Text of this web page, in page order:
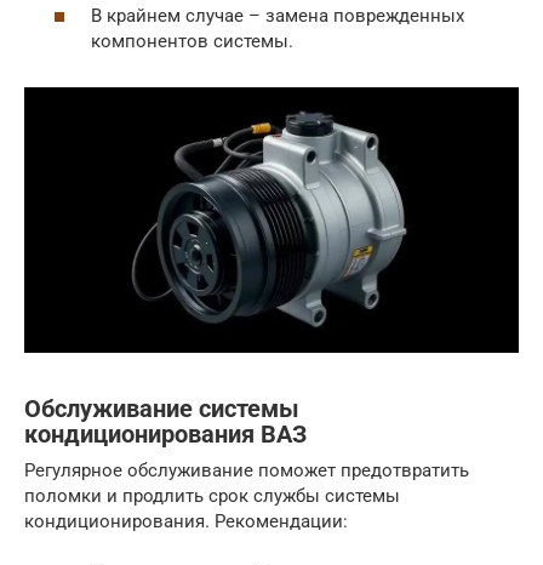
В крайнем случае – замена поврежденных
компонентов системы.
Обслуживание системы
кондиционирования ВАЗ
Регулярное обслуживание поможет предотвратить
поломки и продлить срок службы системы
кондиционирования. Рекомендации: